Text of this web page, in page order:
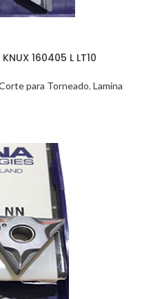
160405 L LT10
para Torneado, Lamina